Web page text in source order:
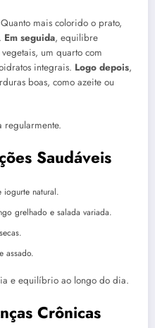
mais colorido o prato,
Em seguida, equilibre
um quarto com
integrais. Logo depois,
boas, como azeite ou
regularmente.
Saudáveis
iogurte natural.
grelhado e salada variada.
assado.
e equilíbrio ao longo do dia.
Crônicas